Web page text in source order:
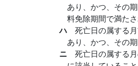
あり、かつ、その
料免除期間で満たさ
ハ 死亡日の属する
あり、かつ、その
ニ 死亡日の属する